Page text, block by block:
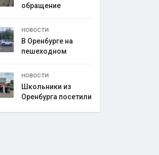
обращение
НОВОСТИ
В Оренбурге на
пешеходном
НОВОСТИ
Школьники из
Оренбурга посетили